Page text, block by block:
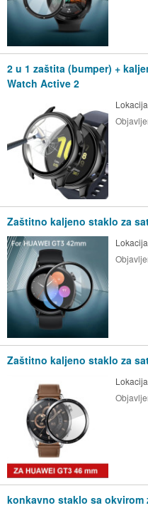
2 u 1 zaštita (bumper) +
Watch Active 2
Zaštitno kaljeno staklo za
Zaštitno kaljeno staklo za
konkavno staklo sa okvirom